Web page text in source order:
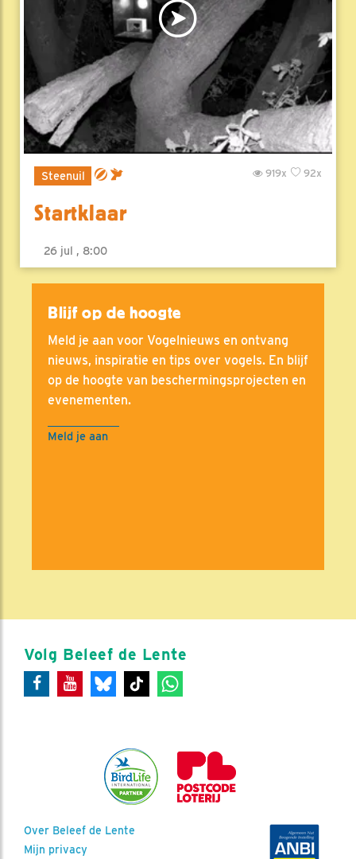
Steenuil 92x
919x
Startklaar
26 jul , 8:00
Blijf op de hoogte
Meld je aan voor Vogelnieuws en ontvang
nieuws, inspiratie en tips over vogels. En blijf
op de hoogte van beschermingsprojecten en
evenementen.
Meld je aan
Volg Beleef de Lente
Over Beleef de Lente
Mijn privacy